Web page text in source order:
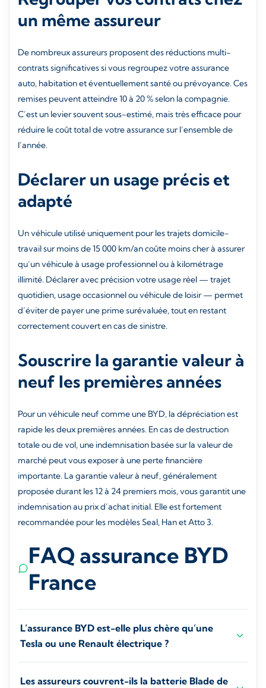
un même assureur
De nombreux assureurs proposent des réductions multi-
contrats significatives si vous regroupez votre assurance
auto, habitation et éventuellement santé ou prévoyance. Ces
remises peuvent atteindre 10 à 20 % selon la compagnie.
C’est un levier souvent sous-estimé, mais très efficace pour
réduire le coût total de votre assurance sur l’ensemble de
l’année.
Déclarer un usage précis et
adapté
Un véhicule utilisé uniquement pour les trajets domicile-
travail sur moins de 15 000 km/an coûte moins cher à assurer
qu’un véhicule à usage professionnel ou à kilométrage
illimité. Déclarer avec précision votre usage réel — trajet
quotidien, usage occasionnel ou véhicule de loisir — permet
d’éviter de payer une prime surévaluée, tout en restant
correctement couvert en cas de sinistre.
Souscrire la garantie valeur à
neuf les premières années
Pour un véhicule neuf comme une BYD, la dépréciation est
rapide les deux premières années. En cas de destruction
totale ou de vol, une indemnisation basée sur la valeur de
marché peut vous exposer à une perte financière
importante. La garantie valeur à neuf, généralement
proposée durant les 12 à 24 premiers mois, vous garantit une
indemnisation au prix d’achat initial. Elle est fortement
recommandée pour les modèles Seal, Han et Atto 3.
FAQ assurance BYD
France
L’assurance BYD est-elle plus chère qu’une
Tesla ou une Renault électrique ?
Les assureurs couvrent-ils la batterie Blade de